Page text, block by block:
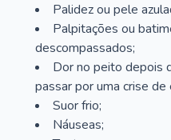
Palidez ou pele
Palpitações ou
descompassados;
Dor no peito depois
passar por uma crise
Suor frio;
Náuseas;